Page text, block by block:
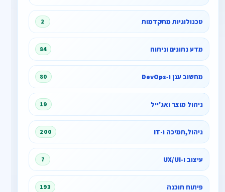
טכנולוגיות מתקדמות 2
מדע נתונים וניתוח 84
מחשוב ענן ו‑DevOps 80
ניהול מוצר ואג'ייל 19
ניהול,תמיכה ו-IT 200
עיצוב ו‑UX/UI 7
פיתוח תוכנה 193